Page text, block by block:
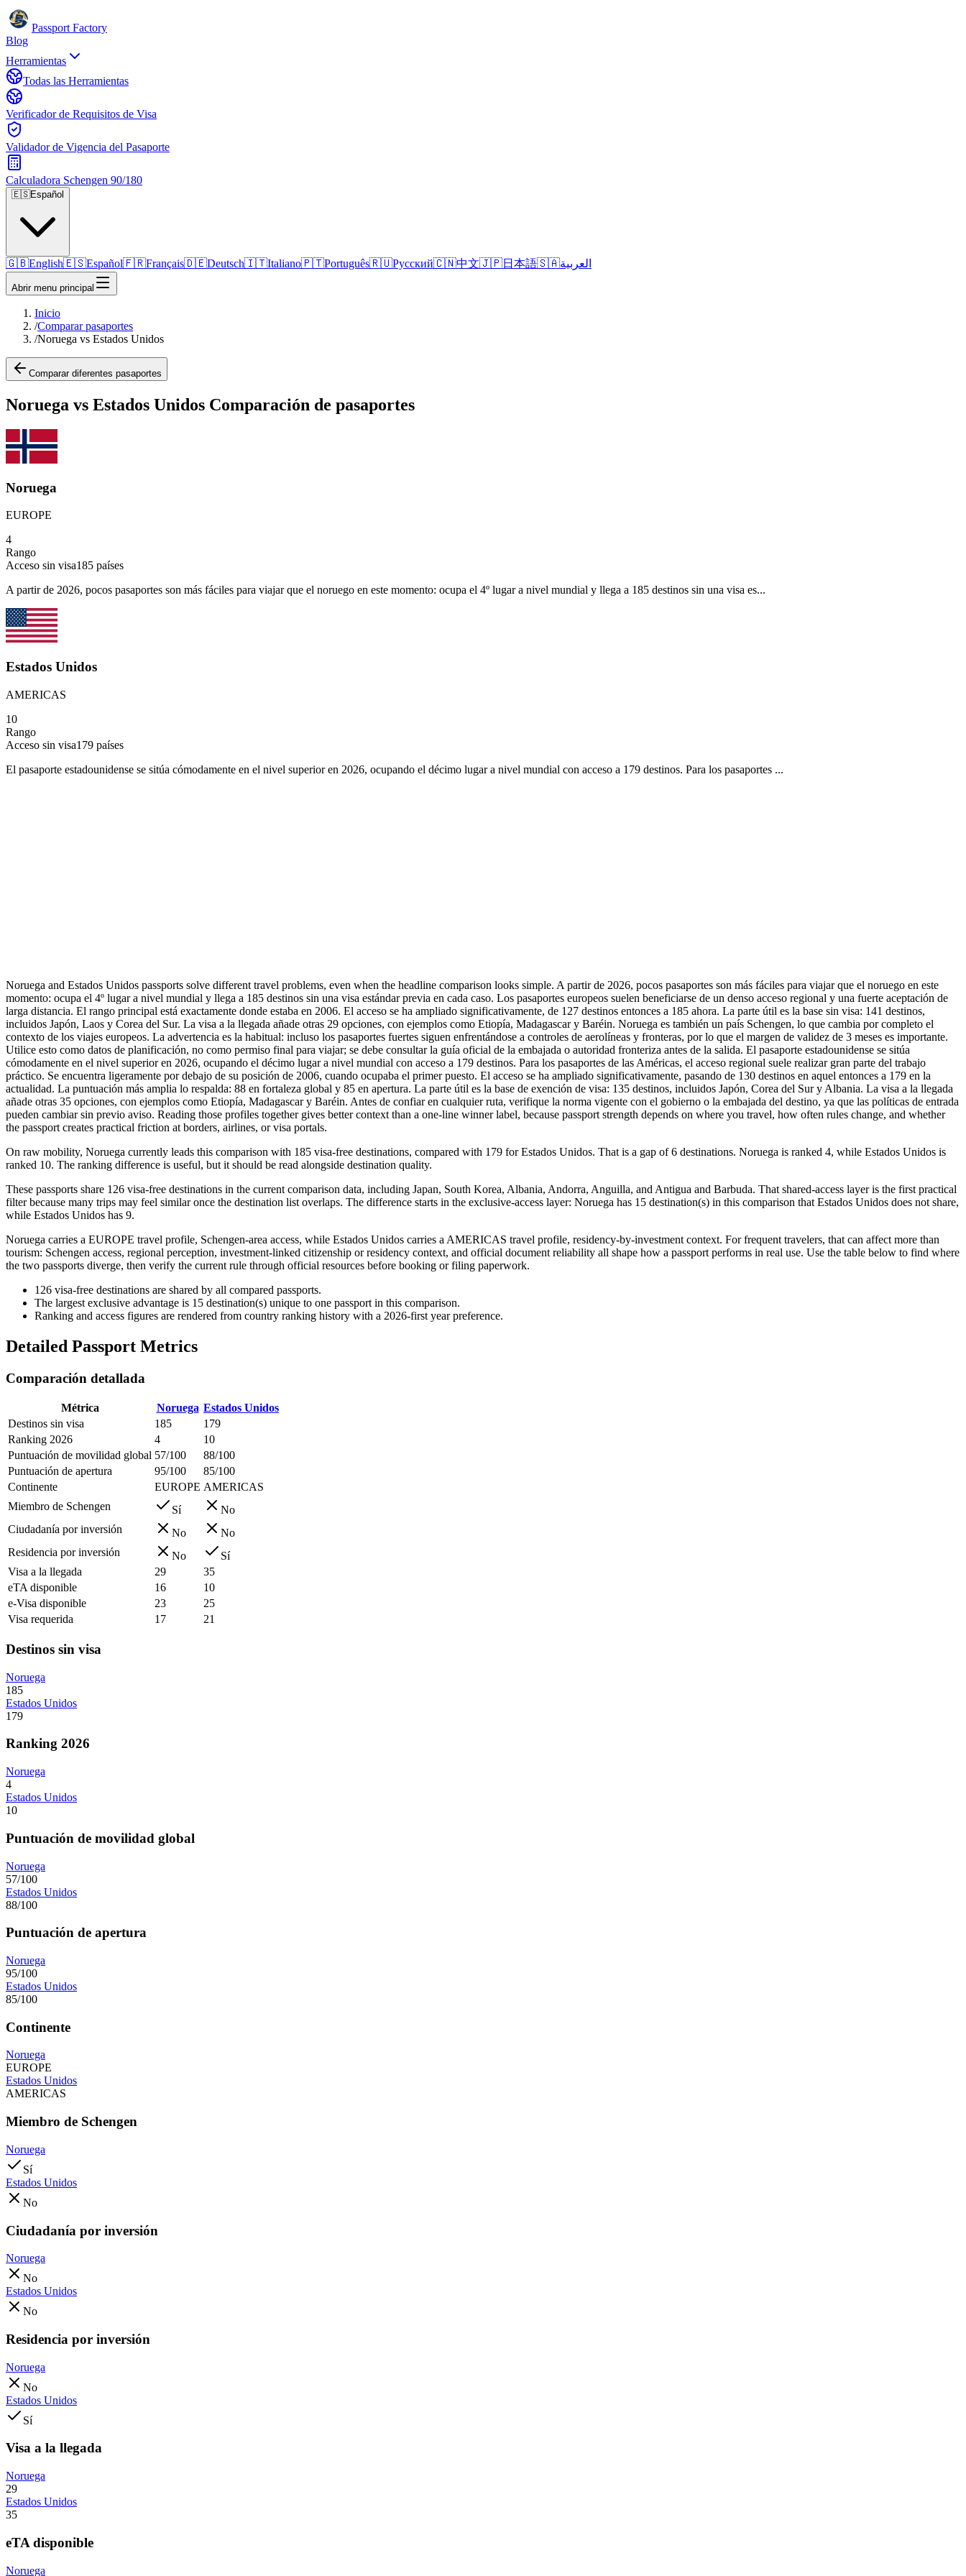
Passport Factory
Blog
Herramientas
Todas las Herramientas
Verificador de Requisitos de Visa
Validador de Vigencia del Pasaporte
Calculadora Schengen 90/180
🇪🇸Español
🇬🇧English🇪🇸Español🇫🇷Français🇩🇪Deutsch🇮🇹Italiano🇵🇹Português🇷🇺Русский🇨🇳中文🇯🇵日本語🇸🇦العربية
Abrir menu principal
Inicio
/Comparar pasaportes
/Noruega vs Estados Unidos
Comparar diferentes pasaportes
Noruega vs Estados Unidos Comparación de pasaportes
Noruega
EUROPE
4
Rango
Acceso sin visa185 países
A partir de 2026, pocos pasaportes son más fáciles para viajar que el noruego en este momento: ocupa el 4º lugar a nivel mundial y llega a 185 destinos sin una visa es...
Estados Unidos
AMERICAS
10
Rango
Acceso sin visa179 países
El pasaporte estadounidense se sitúa cómodamente en el nivel superior en 2026, ocupando el décimo lugar a nivel mundial con acceso a 179 destinos. Para los pasaportes ...
Noruega and Estados Unidos passports solve different travel problems, even when the headline comparison looks simple. A partir de 2026, pocos pasaportes son más fáciles para viajar que el noruego en este
momento: ocupa el 4º lugar a nivel mundial y llega a 185 destinos sin una visa estándar previa en cada caso. Los pasaportes europeos suelen beneficiarse de un denso acceso regional y una fuerte aceptación de
larga distancia. El rango principal está exactamente donde estaba en 2006. El acceso se ha ampliado significativamente, de 127 destinos entonces a 185 ahora. La parte útil es la base sin visa: 141 destinos,
incluidos Japón, Laos y Corea del Sur. La visa a la llegada añade otras 29 opciones, con ejemplos como Etiopía, Madagascar y Baréin. Noruega es también un país Schengen, lo que cambia por completo el
contexto de los viajes europeos. La advertencia es la habitual: incluso los pasaportes fuertes siguen enfrentándose a controles de aerolíneas y fronteras, por lo que el margen de validez de 3 meses es importante.
Utilice esto como datos de planificación, no como permiso final para viajar; se debe consultar la guía oficial de la embajada o autoridad fronteriza antes de la salida. El pasaporte estadounidense se sitúa
cómodamente en el nivel superior en 2026, ocupando el décimo lugar a nivel mundial con acceso a 179 destinos. Para los pasaportes de las Américas, el acceso regional suele realizar gran parte del trabajo
práctico. Se encuentra ligeramente por debajo de su posición de 2006, cuando ocupaba el primer puesto. El acceso se ha ampliado significativamente, pasando de 130 destinos en aquel entonces a 179 en la
actualidad. La puntuación más amplia lo respalda: 88 en fortaleza global y 85 en apertura. La parte útil es la base de exención de visa: 135 destinos, incluidos Japón, Corea del Sur y Albania. La visa a la llegada
añade otras 35 opciones, con ejemplos como Etiopía, Madagascar y Baréin. Antes de confiar en cualquier ruta, verifique la norma vigente con el gobierno o la embajada del destino, ya que las políticas de entrada
pueden cambiar sin previo aviso. Reading those profiles together gives better context than a one-line winner label, because passport strength depends on where you travel, how often rules change, and whether
the passport creates practical friction at borders, airlines, or visa portals.
On raw mobility, Noruega currently leads this comparison with 185 visa-free destinations, compared with 179 for Estados Unidos. That is a gap of 6 destinations. Noruega is ranked 4, while Estados Unidos is
ranked 10. The ranking difference is useful, but it should be read alongside destination quality.
These passports share 126 visa-free destinations in the current comparison data, including Japan, South Korea, Albania, Andorra, Anguilla, and Antigua and Barbuda. That shared-access layer is the first practical
filter because many trips may feel similar once the destination list overlaps. The difference starts in the exclusive-access layer: Noruega has 15 destination(s) in this comparison that Estados Unidos does not share,
while Estados Unidos has 9.
Noruega carries a EUROPE travel profile, Schengen-area access, while Estados Unidos carries a AMERICAS travel profile, residency-by-investment context. For frequent travelers, that can affect more than
tourism: Schengen access, regional perception, investment-linked citizenship or residency context, and official document reliability all shape how a passport performs in real use. Use the table below to find where
the two passports diverge, then verify the current rule through official resources before booking or filing paperwork.
126 visa-free destinations are shared by all compared passports.
The largest exclusive advantage is 15 destination(s) unique to one passport in this comparison.
Ranking and access figures are rendered from country ranking history with a 2026-first year preference.
Detailed Passport Metrics
Comparación detallada
Métrica Noruega Estados Unidos
Destinos sin visa
185
179
Ranking 2026
4
10
Puntuación de movilidad global 57/100
88/100
Puntuación de apertura
95/100
85/100
Continente
EUROPE AMERICAS
Miembro de Schengen
Sí
No
Ciudadanía por inversión
No
No
Residencia por inversión
No
Sí
Visa a la llegada
29
35
eTA disponible
16
10
e-Visa disponible
23
25
Visa requerida
17 21
Destinos sin visa
Noruega
185
Estados Unidos
179
Ranking 2026
Noruega
4
Estados Unidos
10
Puntuación de movilidad global
Noruega
57/100
Estados Unidos
88/100
Puntuación de apertura
Noruega
95/100
Estados Unidos
85/100
Continente
Noruega
EUROPE
Estados Unidos
AMERICAS
Miembro de Schengen
Noruega
Sí
Estados Unidos
No
Ciudadanía por inversión
Noruega
No
Estados Unidos
No
Residencia por inversión
Noruega
No
Estados Unidos
Sí
Visa a la llegada
Noruega
29
Estados Unidos
35
eTA disponible
Noruega